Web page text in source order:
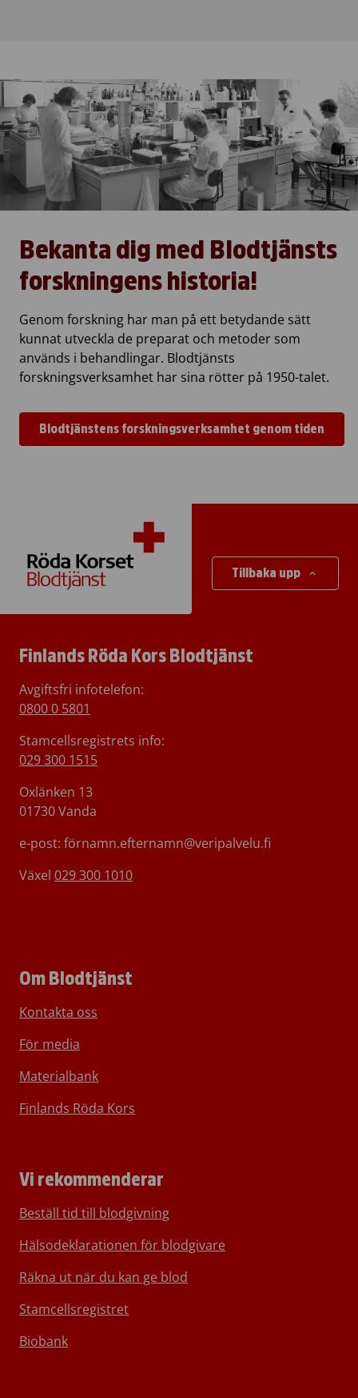
Bekanta dig med Blodtjänsts
forskningens historia!
Genom forskning har man på ett betydande sätt
kunnat utveckla de preparat och metoder som
används i behandlingar. Blodtjänsts
forskningsverksamhet har sina rötter på 1950-talet.
Blodtjänstens forskningsverksamhet genom tiden
Tillbaka upp
Finlands Röda Kors Blodtjänst
Avgiftsfri infotelefon:
0800 0 5801
Stamcellsregistrets info:
029 300 1515
Oxlänken 13
01730 Vanda
e-post: förnamn.efternamn@veripalvelu.fi
Växel 029 300 1010
Om Blodtjänst
Kontakta oss
För media
Materialbank
Finlands Röda Kors
Vi rekommenderar
Beställ tid till blodgivning
Hälsodeklarationen för blodgivare
Räkna ut när du kan ge blod
Stamcellsregistret
Biobank